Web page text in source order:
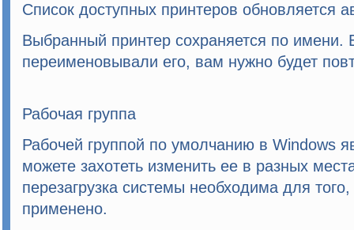
Список доступных принтеров обновляется
Выбранный принтер сохраняется по имени.
переименовывали его, вам нужно будет
Рабочая группа
Рабочей группой по умолчанию в Windows
можете захотеть изменить ее в разных
перезагрузка системы необходима для
применено.